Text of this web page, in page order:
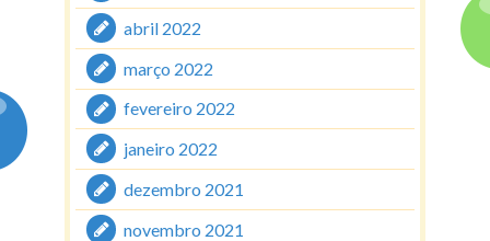
abril 2022
março 2022
fevereiro 2022
janeiro 2022
dezembro 2021
novembro 2021